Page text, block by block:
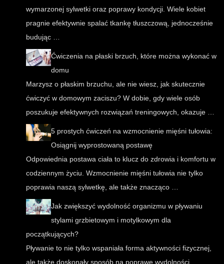
wymarzonej sylwetki oraz poprawy kondycji. Wiele kobiet
pragnie efektywnie spalać tkankę tłuszczową, jednocześnie
budując …
Ćwiczenia na płaski brzuch, które można wykonać w
domu
Marzysz o płaskim brzuchu, ale nie wiesz, jak skutecznie
ćwiczyć w domowym zaciszu? W dobie, gdy wiele osób
poszukuje efektywnych rozwiązań treningowych, okazuje …
5 prostych ćwiczeń na wzmocnienie mięśni tułowia:
Osiągnij wyprostowaną postawę
Odpowiednia postawa ciała to klucz do zdrowia i komfortu w
codziennym życiu. Wzmocnienie mięśni tułowia nie tylko
poprawia naszą sylwetkę, ale także znacząco …
Jak zwiększyć wydolność organizmu w pływaniu
stylami grzbietowym i motylkowym dla
początkujących?
Pływanie to nie tylko wspaniała forma aktywności fizycznej,
ale także doskonały sposób na poprawę wydolności